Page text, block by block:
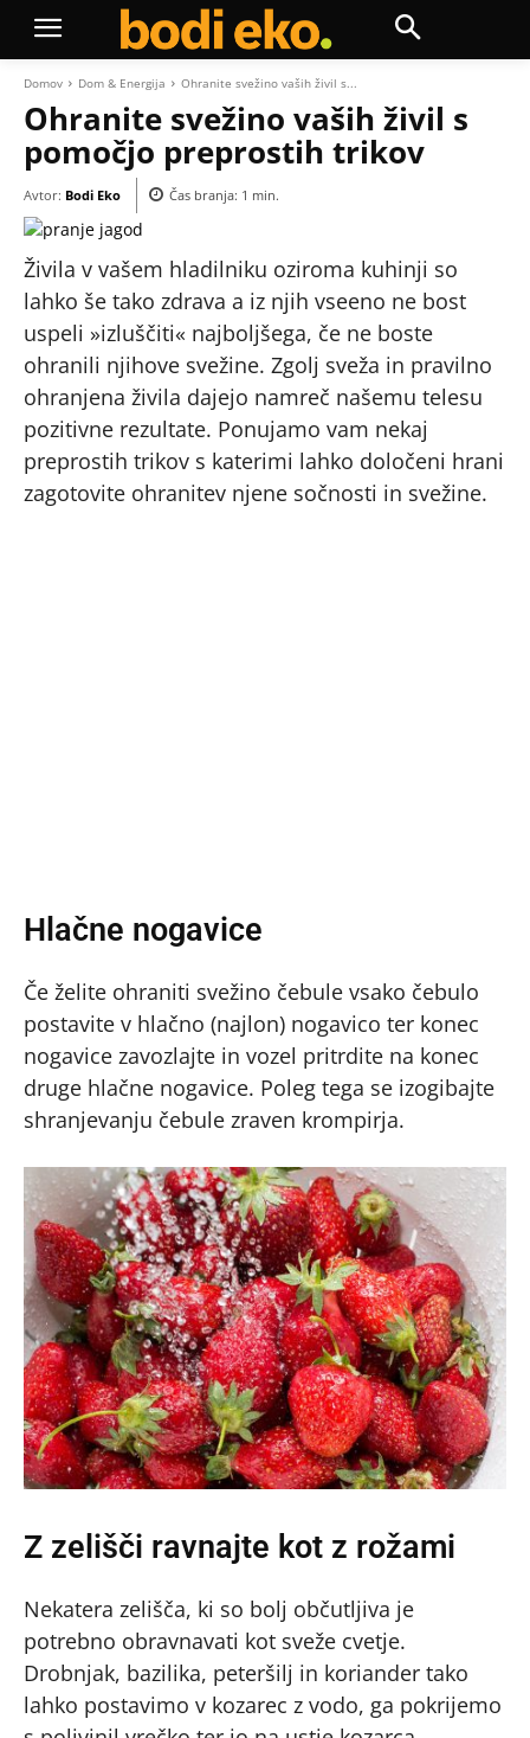
Domov Dom & Energija Ohranite svežino vaših živil s...
Ohranite svežino vaših živil s
pomočjo preprostih trikov
Avtor: Bodi Eko Čas branja: 1 min.
Živila v vašem hladilniku oziroma kuhinji so
lahko še tako zdrava a iz njih vseeno ne bost
uspeli »izluščiti« najboljšega, če ne boste
ohranili njihove svežine. Zgolj sveža in pravilno
ohranjena živila dajejo namreč našemu telesu
pozitivne rezultate. Ponujamo vam nekaj
preprostih trikov s katerimi lahko določeni hrani
zagotovite ohranitev njene sočnosti in svežine.
Hlačne nogavice
Če želite ohraniti svežino čebule vsako čebulo
postavite v hlačno (najlon) nogavico ter konec
nogavice zavozlajte in vozel pritrdite na konec
druge hlačne nogavice. Poleg tega se izogibajte
shranjevanju čebule zraven krompirja.
Z zelišči ravnajte kot z rožami
Nekatera zelišča, ki so bolj občutljiva je
potrebno obravnavati kot sveže cvetje.
Drobnjak, bazilika, peteršilj in koriander tako
lahko postavimo v kozarec z vodo, ga pokrijemo